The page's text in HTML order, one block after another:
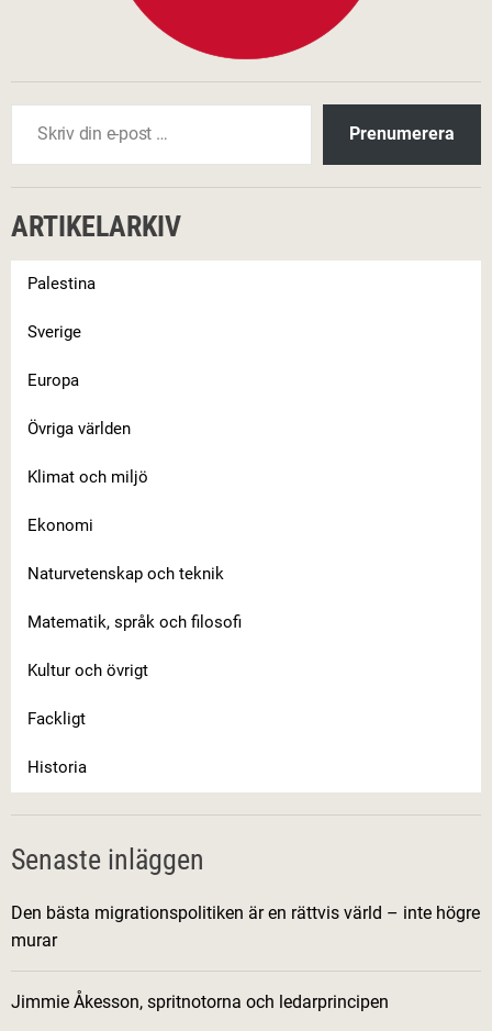
Skriv din e-post …
Prenumerera
ARTIKELARKIV
Palestina
Sverige
Europa
Övriga världen
Klimat och miljö
Ekonomi
Naturvetenskap och teknik
Matematik, språk och filosofi
Kultur och övrigt
Fackligt
Historia
Senaste inläggen
Den bästa migrationspolitiken är en rättvis värld – inte högre
murar
Jimmie Åkesson, spritnotorna och ledarprincipen